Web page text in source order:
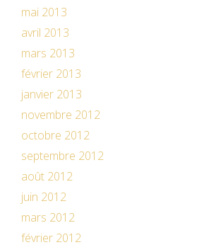
mai 2013
avril 2013
mars 2013
février 2013
janvier 2013
novembre 2012
octobre 2012
septembre 2012
août 2012
juin 2012
mars 2012
février 2012